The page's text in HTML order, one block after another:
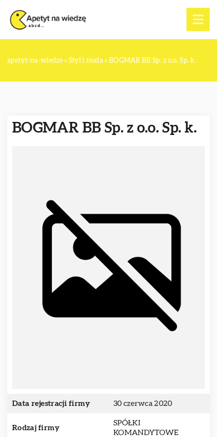
apetyt-na-wiedze» Styl i moda » BOGMAR BB Sp. z o.o. Sp. k.
BOGMAR BB Sp. z o.o. Sp. k.
Data rejestracji firmy 30 czerwca 2020
Rodzaj firmy
SPÓŁKI
KOMANDYTOWE